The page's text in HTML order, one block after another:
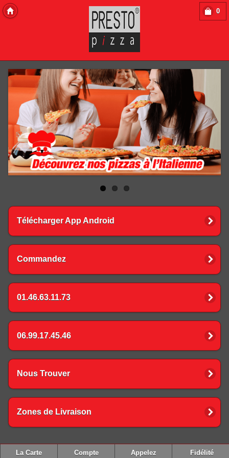
0
Télécharger App Android
Commandez
01.46.63.11.73
06.99.17.45.46
Nous Trouver
Zones de Livraison
La Carte Compte Appelez Fidélité
Copyright 2013 Des-Click Com